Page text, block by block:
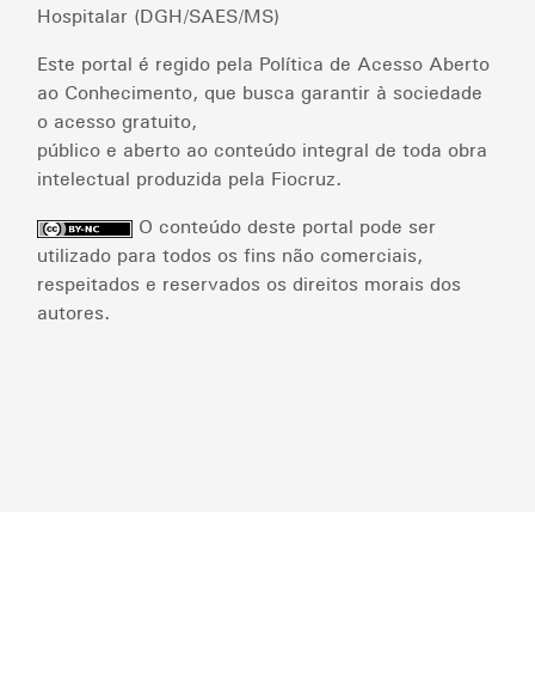
Hospitalar (DGH/SAES/MS)
Este portal é regido pela Política de Acesso Aberto
ao Conhecimento, que busca garantir à sociedade
o acesso gratuito,
público e aberto ao conteúdo integral de toda obra
intelectual produzida pela Fiocruz.
O conteúdo deste portal pode ser
utilizado para todos os fins não comerciais,
respeitados e reservados os direitos morais dos
autores.